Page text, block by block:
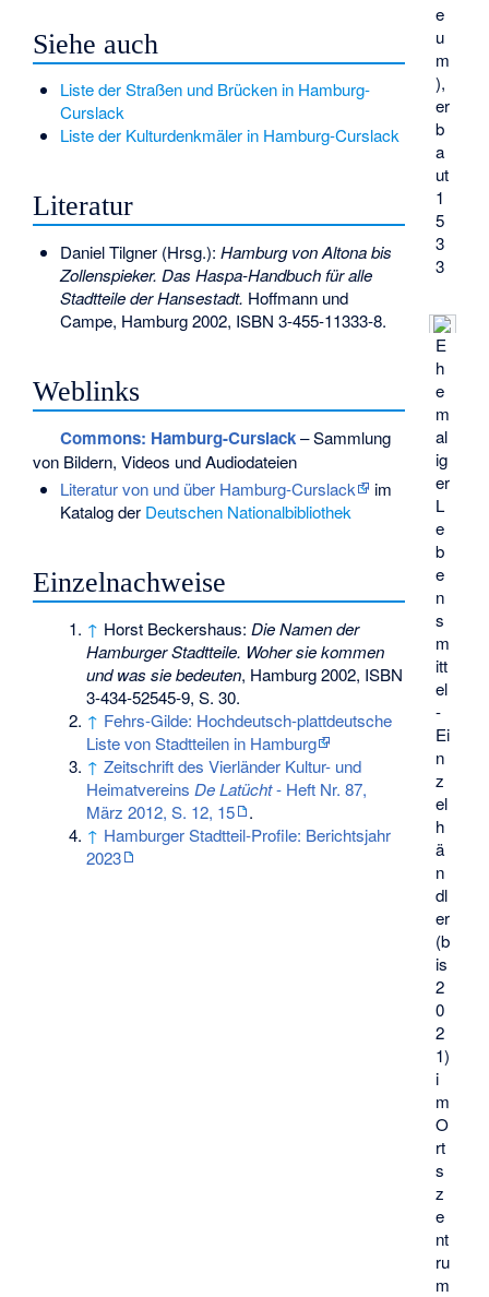
e
u
m
),
er
b
a
ut
1
5
3
3
E
h
e
m
al
ig
er
L
e
b
e
n
s
m
itt
el
-
Ei
n
z
el
h
ä
n
dl
er
(b
is
2
0
2
1)
i
m
O
rt
s
z
e
nt
ru
m
Siehe auch
Liste der Straßen und Brücken in Hamburg-
Curslack
Liste der Kulturdenkmäler in Hamburg-Curslack
Literatur
Daniel Tilgner (Hrsg.): Hamburg von Altona bis
Zollenspieker. Das Haspa-Handbuch für alle
Stadtteile der Hansestadt. Hoffmann und
Campe, Hamburg 2002, ISBN 3-455-11333-8.
Weblinks
Commons: Hamburg-Curslack– Sammlung
von Bildern, Videos und Audiodateien
Literatur von und über Hamburg-Curslack
im
Katalog der Deutschen Nationalbibliothek
Einzelnachweise
↑ Horst Beckershaus:Die Namen der
Hamburger Stadtteile. Woher sie kommen
und was sie bedeuten, Hamburg 2002, ISBN
3-434-52545-9, S. 30.
↑ Fehrs-Gilde: Hochdeutsch-plattdeutsche
Liste von Stadtteilen in Hamburg
↑ Zeitschrift des Vierländer Kultur- und
Heimatvereins De Latücht- Heft Nr. 87,
März 2012, S. 12, 15
.
↑ Hamburger Stadtteil-Profile: Berichtsjahr
2023